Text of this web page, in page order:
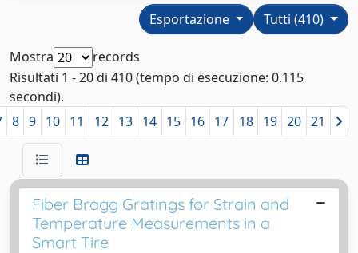
Tutti (410)
Esportazione
Mostra
records
Risultati 1 - 20 di 410 (tempo di esecuzione: 0.115
secondi).
8 9 10 11 12 13 14 15 16 17 18 19 20 21
Fiber Bragg Gratings for Strain and
Temperature Measurements in a
Smart Tire